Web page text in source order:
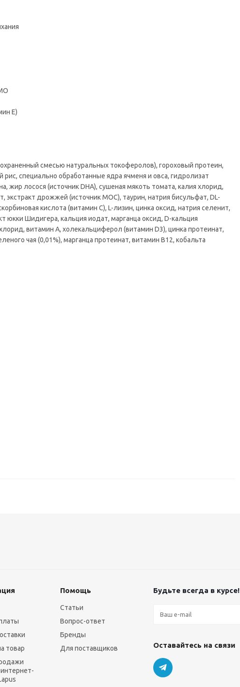
Е)
смесью натуральных токоферолов), гороховый протеин,
специально обработанные ядра ячменя и овса, гидролизат
жир лосося (источник DHA), сушеная мякоть томата, калия хлорид,
экстракт дрожжей (источник МОС), таурин, натрия бисульфат, DL-
кислота (витамин С), L-лизин, цинка оксид, натрия селенит,
юкки Шидигера, кальция иодат, марганца оксид, D-кальция
витамин А, холекальциферол (витамин D3), цинка протеинат,
чая (0,01%), марганца протеинат, витамин В12, кобальта
товар
Помощь
Статьи
Вопрос-ответ
Бренды
Для поставщиков
Будьте всегда в курсе!
Оставайтесь на связи